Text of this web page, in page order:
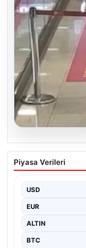
2 yaşındaki
manevrasıyla
Bebeği Heimlich
Personeline…
Piyasa Verileri
USD
EUR
ALTIN
BTC